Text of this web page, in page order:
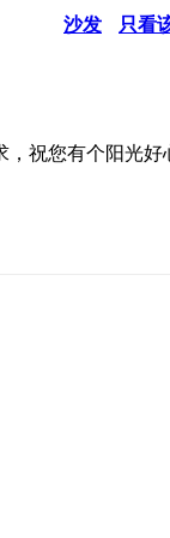
沙发 只看
祝您有个阳光好